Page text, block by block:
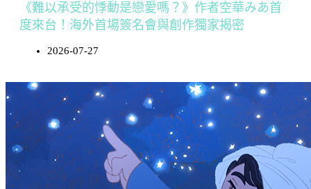
《難以承受的悸動是戀愛嗎？》作者空華みあ首
度來台！海外首場簽名會與創作獨家揭密
2026-07-27